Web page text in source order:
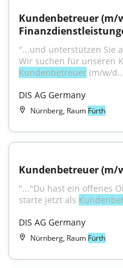
Kundenbetreuer (m/
"...und unterstützen Sie
Kundenbetreuer (m/w/
DIS AG Germany
Nürnberg, Raum Fürth
Kundenbetreuer (m/
"..."Du hast ein offenes
starte jetzt als
DIS AG Germany
Nürnberg, Raum Fürth